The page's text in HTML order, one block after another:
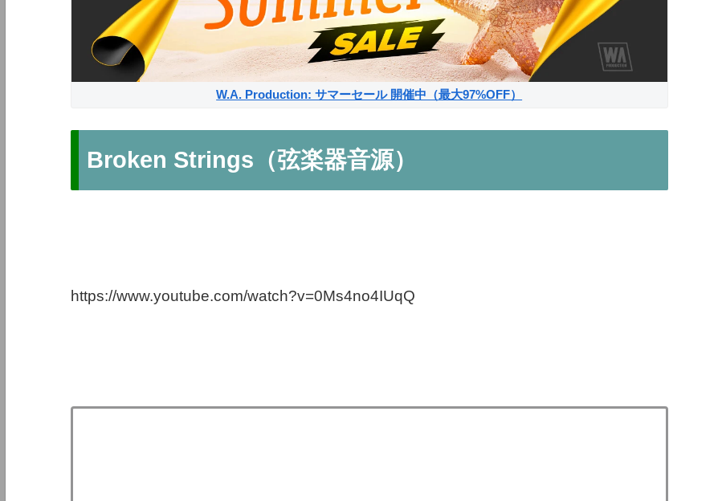
W.A. Production: サマーセール 開催中（最大97%OFF）
Broken Strings（弦楽器音源）
https://www.youtube.com/watch?v=0Ms4no4IUqQ